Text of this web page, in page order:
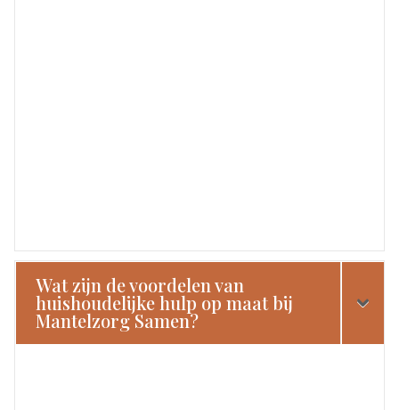
Wat zijn de voordelen van
huishoudelijke hulp op maat bij
Mantelzorg Samen?